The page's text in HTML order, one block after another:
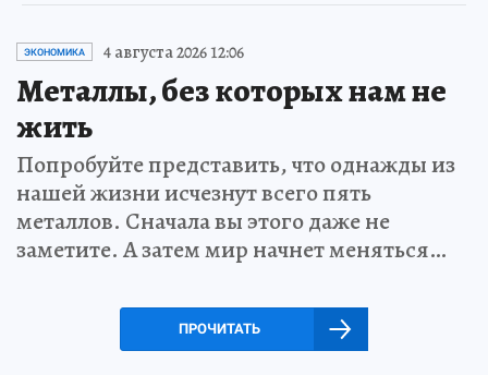
ЭКОНОМИКА 4 августа 2026 12:06
Металлы, без которых нам не
жить
Попробуйте представить, что однажды из
нашей жизни исчезнут всего пять
металлов. Сначала вы этого даже не
заметите. А затем мир начнет меняться…
ПРОЧИТАТЬ